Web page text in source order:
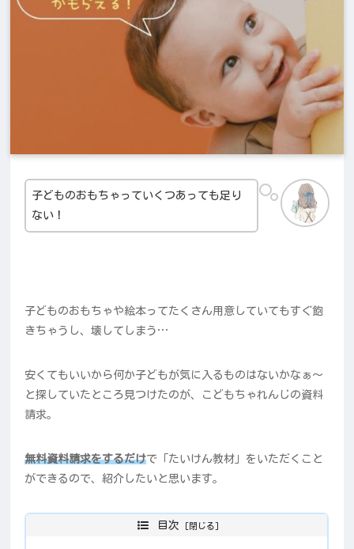
子どものおもちゃっていくつあっても足り
ない！
子どものおもちゃや絵本ってたくさん用意していてもすぐ飽
きちゃうし、壊してしまう…
安くてもいいから何か子どもが気に入るものはないかなぁ～
と探していたところ見つけたのが、こどもちゃれんじの資料
請求。
無料資料請求をするだけで「たいけん教材」をいただくこと
ができるので、紹介したいと思います。
目次